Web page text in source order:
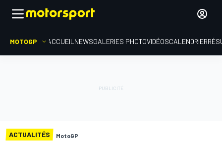
MOTOGP ACCUEIL NEWSGALERIES PHOTOVIDÉOSCALENDRIER
ACTUALITÉS MotoGP